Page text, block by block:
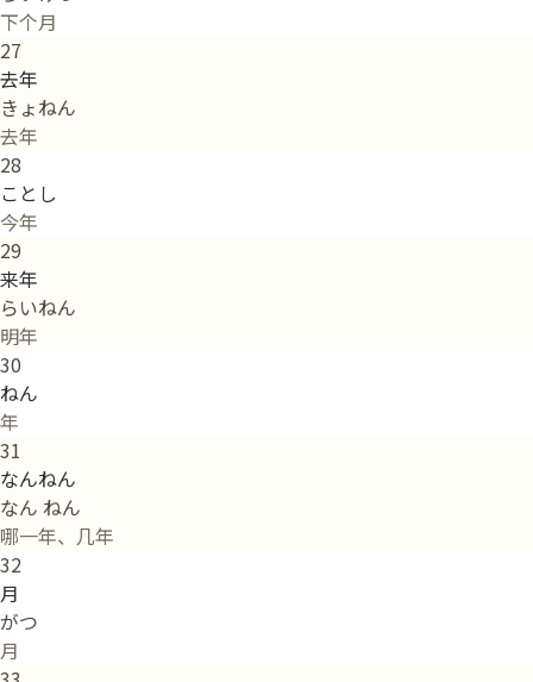
下个月
27
去年
きょねん
去年
28
ことし
今年
29
来年
らいねん
明年
30
ねん
年
31
なんねん
なん ねん
哪一年、几年
32
月
がつ
月